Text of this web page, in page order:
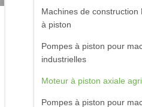
Machines de construction
à piston
Pompes à piston pour
industrielles
Moteur à piston axiale
Pompes à piston pour